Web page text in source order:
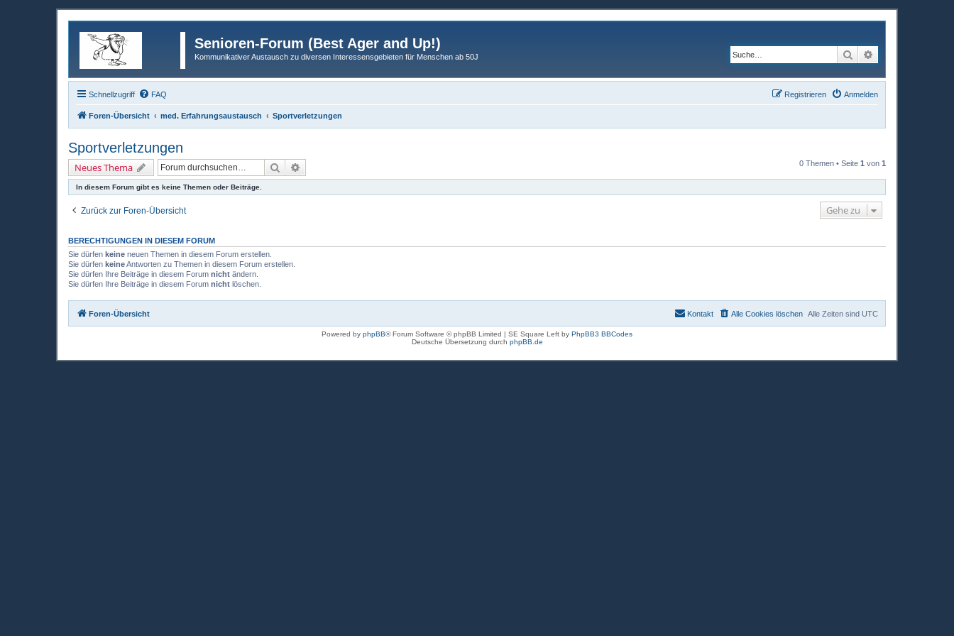
Senioren-Forum (Best Ager and Up!)
Kommunikativer Austausch zu diversen Interessensgebieten für Menschen ab 50J Suche
Schnellzugriff FAQ Anmelden
Registrieren
Foren-Übersicht med. Erfahrungsaustausch Sportverletzungen
Sportverletzungen
Neues Thema Suche 0 Themen • Seite 1 von 1
In diesem Forum gibt es keine Themen oder Beiträge.
Zurück zur Foren-Übersicht Gehe zu
BERECHTIGUNGEN IN DIESEM FORUM
Sie dürfen keine neuen Themen in diesem Forum erstellen.
Sie dürfen keineAntworten zu Themen in diesem Forum erstellen.
Sie dürfen Ihre Beiträge in diesem Forum nicht ändern.
Sie dürfen Ihre Beiträge in diesem Forum nicht löschen.
Foren-Übersicht Alle Zeiten sind UTC
Alle Cookies löschen
Kontakt
Powered by phpBB® Forum Software © phpBB Limited | SE Square Left by PhpBB3 BBCodes
Deutsche Übersetzung durch phpBB.de